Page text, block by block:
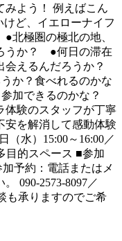
みよう！ 例えばこん
ど、イエローナイフ
北極圏の極北の地、
うか？ ●何日の滞在
会えるんだろうか？
か？食べれるのかな
加できるのかな？
体験のスタッフが丁寧
安を解消して感動体験
（水）15:00～16:00／
目的スペース ■参加
予約：電話またはメ
090-2573-8097／
も承りますのでご希